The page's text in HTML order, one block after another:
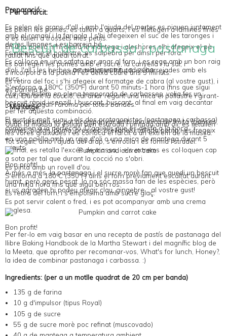
- Per al farcit:
Es pelen les pomes, es tallen a quarts, i es filetegen a làmines fines
o es tallen a trossets més petits.
En una paella, s'hi desfà la mantega i aleshores s'hi afegeix el pà
ratllat fins que quedi torrat.
Es barregen les pomes amb el sucre, la canyella i la sal, i
s'incorpora a la paella i es deixa coure uns 5 minuts.
Es retira del foc i s'hi afegeix el formatge de cabra (al vostre gust), i
es barreja bé.
- Muntatge:
Quan la massa ja estigui ben estirada i pintada amb oli, es retallen
les vores gruixudes i es col·loca el farcit a un extrem de la massa.
Tot seguit, amb l'ajuda del drap, s'enrotlla i es forma l'strudel.
Al final, es retalla l'excés de massa, i els extrems es col·loquen cap
a sota per tal que durant la cocció no s'obri.
Es pinta amb un rovell d'ou.
S'enforna a 180ºC (350ºF) dins el forn prèviament escalfat durant
una mitja hora fins que sigui ben ros.
Es retira del forn, i s'empolsima amb sucre glaç.
Es pot servir calent o fred, i es pot acompanyar amb una crema
anglesa.
Bon profit!
Preparació:
Es pelen els grans d'all, i amb l'ajuda del morter es piquen juntament
amb el romaní i la farigola. I s'hi afegeixen el suc de les taronges i
de les llimones, i es barreja bé.
Es neteja bé el pollastre, es salpebra per dins i per fora.
Es col·loca en una safata per anar al forn, i es rega amb un bon raig
d'oli, l'all i les herbes aromàtiques triturades barrejades amb els
sucs.
S'enforna a 180ºC (350ºF) durant 50 minuts-1 hora (fins que sigui
cuit). Durant la cocció, cal anar regant una mica el pollastre i girant-
lo perquè agafi l'aroma per totes bandes.
Si ho desitgeu, es pot acompanyar amb una mica de fruita (panses,
prunes, plàtan, poma, préssec, orellanes) tallada petita i es fregeix
en una paella amb un raig d'oli o una mica de mantega durant 5
minuts.
Bon profit!
Bescuit de carbassa i pastanaga
DE NOVEMBRE 18, 2009
Ara que estem en plena temporada de carbasses, volia fer un
bescuit ràpid i senzill. I buscant, buscant, al final em vaig decantar
per fer aquesta combinació.
El gust és molt suau, i els dos protagonistes (pastanaga i carbassa)
combinen a la perfecció. D'aquells que es desfà a la boca. ;)
A més a més, la pastanaga i el sucre morè fan que quedi un bescuit
humit, però gens pesat. Jo no sóc massa fan de les espècies, però
si us agraden hi podeu afegir clau, gingebre... al vostre gust!
Per fer-lo em vaig basar en una recepta de pastís de pastanaga del
llibre Baking Handbook de la Martha Stewart i del magnífic blog de
la Meeta, que aprofito per recomanar-vos, What's for lunch, Honey?,
la idea de combinar pastanaga i carbassa. :)
Ingredients: (per a un motlle quadrat de 20 cm per banda)
135 g de farina
10 g d'impulsor (tipus Royal)
105 g de sucre
55 g de sucre morè poc refinat (muscovado)